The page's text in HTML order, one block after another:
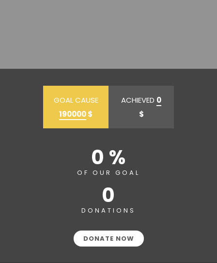
GOAL CAUSE
190000$
ACHIEVED 0
$
0 %
OF OUR GOAL
0
DONATIONS
DONATE NOW